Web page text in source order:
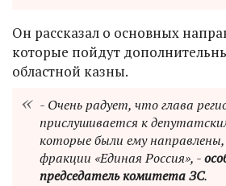
Он рассказал о основных
которые пойдут
областной казны.
- Очень радует, что глава
прислушивается к
которые были ему
фракции «Единая Россия», -
председатель комитета ЗС.